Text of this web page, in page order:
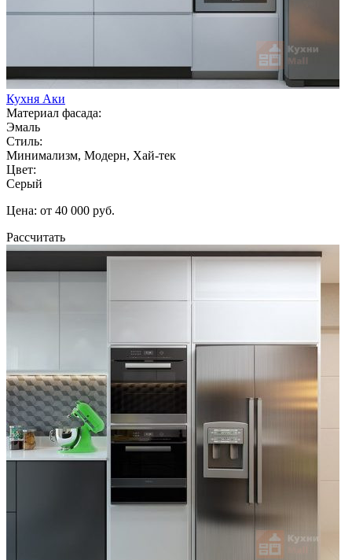
Кухня Аки
Материал фасада:
Эмаль
Стиль:
Минимализм, Модерн, Хай-тек
Цвет:
Серый
Цена: от 40 000 руб.
Рассчитать